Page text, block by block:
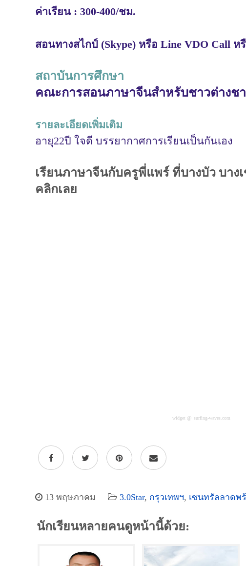
ค่าเรียน : 300-400/ชม.
สอนทางสไกป์ (Skype) หรือ Line VDO Call
สถาบันการศึกษา
คณะการสอนภาษาจีนสำหรับชาวต่างช
รายละเอียดเพิ่มเติม
อายุ22ปี ใจดี บรรยากาศการเรียนเป็นกันเอง
เรียนภาษาจีนกับครูพี่แพร์ ที่บางบัว บาง
คลิกเลย
widget @ surfing-waves.com
13 พฤษภาคม 3.0Star, กรุวเทพฯ, เซนทรัลลาดพ
นักเรียนหลายคนดูหน้านี้ด้วย: